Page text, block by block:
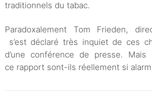
traditionnels du tabac.
Paradoxalement Tom Frieden,
s’est déclaré très inquiet de ces
d’une conférence de presse.
ce rapport sont-ils réellement si